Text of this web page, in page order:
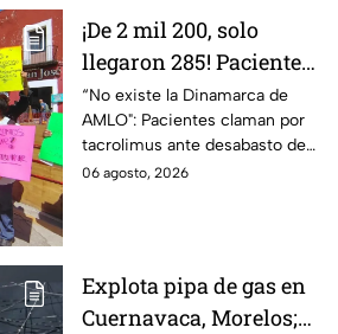
¡De 2 mil 200, solo
llegaron 285! Pacientes
claman por
medicamentos ante
desabasto en IMSS
Puebla
“No existe la Dinamarca de
AMLO": Pacientes claman por
tacrolimus ante desabasto de
medicamentos en hospital del
06 agosto, 2026
Explota pipa de gas en
Cuernavaca, Morelos;